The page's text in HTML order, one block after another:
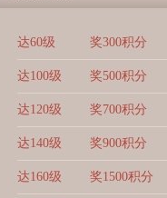
达60级 奖300积分
达100级 奖500积分
达120级 奖700积分
达140级 奖900积分
达160级 奖1500积分